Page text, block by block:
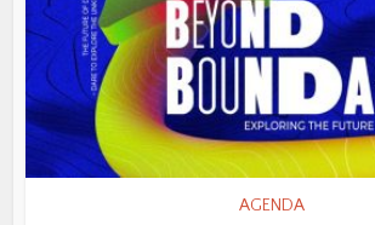
AGENDA